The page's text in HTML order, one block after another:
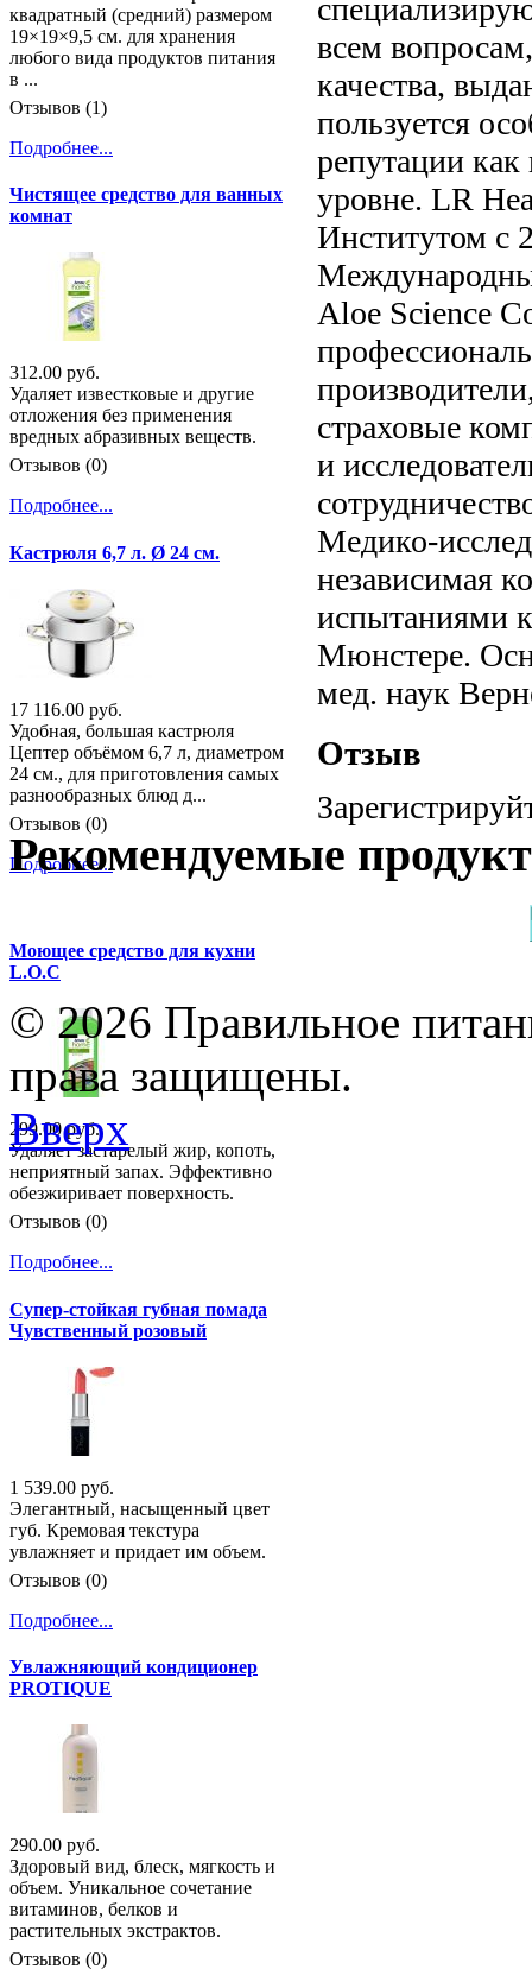
всем
качества,
пользуется
репутации
уровне. LR
Институтом с
Aloe Science
страховые
и
Медико-
независимая
испытаниями
Мюнстере.
мед. наук
Отзыв
квадратный (средний) размером
19×19×9,5 см. для хранения
любого вида продуктов питания
в ...
Отзывов (1)
Подробнее...
Чистящее средство для ванных
комнат
312.00 руб.
Удаляет известковые и другие
отложения без применения
вредных абразивных веществ.
Отзывов (0)
Подробнее...
Кастрюля 6,7 л. Ø 24 см.
17 116.00 руб.
Удобная, большая кастрюля
Цептер объёмом 6,7 л, диаметром
24 см., для приготовления самых
разнообразных блюд д...
Отзывов (0)
Подробнее...
Моющее средство для кухни
L.O.C
299.00 руб.
Удаляет застарелый жир, копоть,
неприятный запах. Эффективно
обезжиривает поверхность.
Отзывов (0)
Подробнее...
Супер-стойкая губная помада
Чувственный розовый
1 539.00 руб.
Элегантный, насыщенный цвет
губ. Кремовая текстура
увлажняет и придает им объем.
Отзывов (0)
Подробнее...
Увлажняющий кондиционер
PROTIQUE
290.00 руб.
Здоровый вид, блеск, мягкость и
объем. Уникальное сочетание
витаминов, белков и
растительных экстрактов.
Отзывов (0)
Рекомендуемые
© 2026 Правильное
права защищены.
Вверх